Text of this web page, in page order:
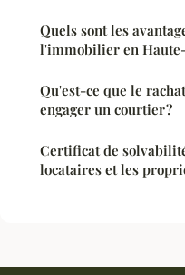
Quels sont les
l'immobilier en Haute-
Qu'est-ce que le
engager un courtier ?
Certificat de
locataires et les